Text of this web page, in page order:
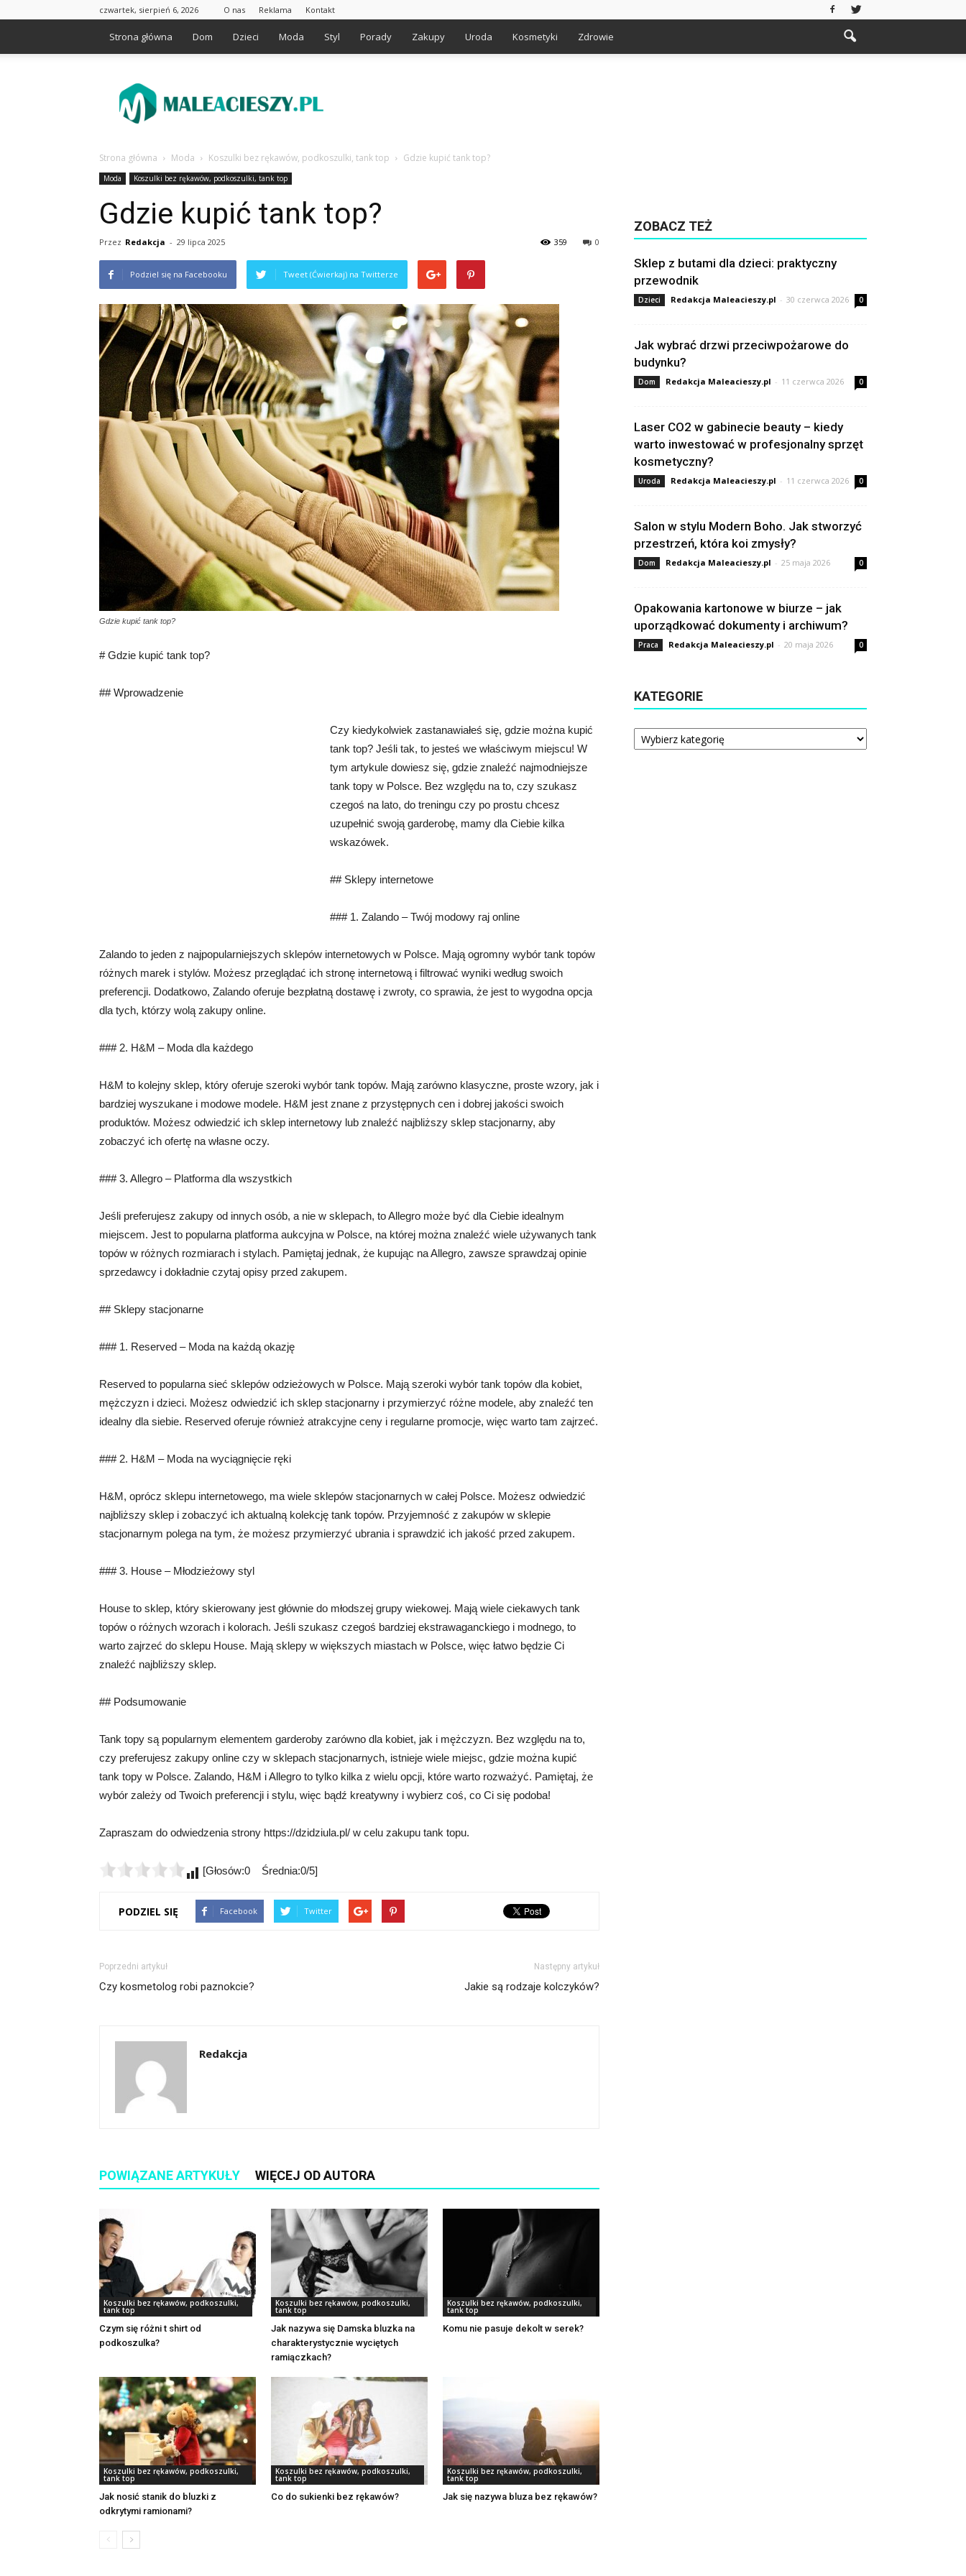
czwartek, sierpień 6, 2026 O nas Reklama Kontakt
Strona główna Dom Dzieci Moda Styl Porady Zakupy Uroda Kosmetyki Zdrowie
Strona główna Moda Koszulki bez rękawów, podkoszulki, tank top Gdzie kupić tank top?
Moda Koszulki bez rękawów, podkoszulki, tank top
Gdzie kupić tank top?
Przez Redakcja - 29 lipca 2025 0
359
Podziel się na Facebooku Tweet (Ćwierkaj) na Twitterze
Gdzie kupić tank top?
# Gdzie kupić tank top?
## Wprowadzenie
Czy kiedykolwiek zastanawiałeś się, gdzie można kupić
tank top? Jeśli tak, to jesteś we właściwym miejscu! W
tym artykule dowiesz się, gdzie znaleźć najmodniejsze
tank topy w Polsce. Bez względu na to, czy szukasz
czegoś na lato, do treningu czy po prostu chcesz
uzupełnić swoją garderobę, mamy dla Ciebie kilka
wskazówek.
## Sklepy internetowe
### 1. Zalando – Twój modowy raj online
Zalando to jeden z najpopularniejszych sklepów internetowych w Polsce. Mają ogromny wybór tank topów
różnych marek i stylów. Możesz przeglądać ich stronę internetową i filtrować wyniki według swoich
preferencji. Dodatkowo, Zalando oferuje bezpłatną dostawę i zwroty, co sprawia, że ​​jest to wygodna opcja
dla tych, którzy wolą zakupy online.
### 2. H&M – Moda dla każdego
H&M to kolejny sklep, który oferuje szeroki wybór tank topów. Mają zarówno klasyczne, proste wzory, jak i
bardziej wyszukane i modowe modele. H&M jest znane z przystępnych cen i dobrej jakości swoich
produktów. Możesz odwiedzić ich sklep internetowy lub znaleźć najbliższy sklep stacjonarny, aby
zobaczyć ich ofertę na własne oczy.
### 3. Allegro – Platforma dla wszystkich
Jeśli preferujesz zakupy od innych osób, a nie w sklepach, to Allegro może być dla Ciebie idealnym
miejscem. Jest to popularna platforma aukcyjna w Polsce, na której można znaleźć wiele używanych tank
topów w różnych rozmiarach i stylach. Pamiętaj jednak, że kupując na Allegro, zawsze sprawdzaj opinie
sprzedawcy i dokładnie czytaj opisy przed zakupem.
## Sklepy stacjonarne
### 1. Reserved – Moda na każdą okazję
Reserved to popularna sieć sklepów odzieżowych w Polsce. Mają szeroki wybór tank topów dla kobiet,
mężczyzn i dzieci. Możesz odwiedzić ich sklep stacjonarny i przymierzyć różne modele, aby znaleźć ten
idealny dla siebie. Reserved oferuje również atrakcyjne ceny i regularne promocje, więc warto tam zajrzeć.
### 2. H&M – Moda na wyciągnięcie ręki
H&M, oprócz sklepu internetowego, ma wiele sklepów stacjonarnych w całej Polsce. Możesz odwiedzić
najbliższy sklep i zobaczyć ich aktualną kolekcję tank topów. Przyjemność z zakupów w sklepie
stacjonarnym polega na tym, że możesz przymierzyć ubrania i sprawdzić ich jakość przed zakupem.
### 3. House – Młodzieżowy styl
House to sklep, który skierowany jest głównie do młodszej grupy wiekowej. Mają wiele ciekawych tank
topów o różnych wzorach i kolorach. Jeśli szukasz czegoś bardziej ekstrawaganckiego i modnego, to
warto zajrzeć do sklepu House. Mają sklepy w większych miastach w Polsce, więc łatwo będzie Ci
znaleźć najbliższy sklep.
## Podsumowanie
Tank topy są popularnym elementem garderoby zarówno dla kobiet, jak i mężczyzn. Bez względu na to,
czy preferujesz zakupy online czy w sklepach stacjonarnych, istnieje wiele miejsc, gdzie można kupić
tank topy w Polsce. Zalando, H&M i Allegro to tylko kilka z wielu opcji, które warto rozważyć. Pamiętaj, że
wybór zależy od Twoich preferencji i stylu, więc bądź kreatywny i wybierz coś, co Ci się podoba!
Zapraszam do odwiedzenia strony https://dzidziula.pl/ w celu zakupu tank topu.
[Głosów:0 Średnia:0/5]
PODZIEL SIĘ Facebook Twitter
Poprzedni artykuł
Czy kosmetolog robi paznokcie?
Następny artykuł
Jakie są rodzaje kolczyków?
Redakcja
POWIĄZANE ARTYKUŁY WIĘCEJ OD AUTORA
Koszulki bez rękawów, podkoszulki,
tank top
Czym się różni t shirt od
podkoszulka?
Koszulki bez rękawów, podkoszulki,
tank top
Jak nazywa się Damska bluzka na
charakterystycznie wyciętych
ramiączkach?
Koszulki bez rękawów, podkoszulki,
tank top
Komu nie pasuje dekolt w serek?
Koszulki bez rękawów, podkoszulki,
tank top
Jak nosić stanik do bluzki z
odkrytymi ramionami?
Koszulki bez rękawów, podkoszulki,
tank top
Co do sukienki bez rękawów?
Koszulki bez rękawów, podkoszulki,
tank top
Jak się nazywa bluza bez rękawów?
ZOBACZ TEŻ
Sklep z butami dla dzieci: praktyczny
przewodnik
Dzieci Redakcja Maleacieszy.pl - 30 czerwca 2026 0
Jak wybrać drzwi przeciwpożarowe do
budynku?
Dom Redakcja Maleacieszy.pl - 11 czerwca 2026 0
Laser CO2 w gabinecie beauty – kiedy
warto inwestować w profesjonalny sprzęt
kosmetyczny?
Uroda Redakcja Maleacieszy.pl - 11 czerwca 2026 0
Salon w stylu Modern Boho. Jak stworzyć
przestrzeń, która koi zmysły?
Dom Redakcja Maleacieszy.pl - 25 maja 2026 0
Opakowania kartonowe w biurze – jak
uporządkować dokumenty i archiwum?
Praca Redakcja Maleacieszy.pl - 20 maja 2026 0
KATEGORIE
Kategorie